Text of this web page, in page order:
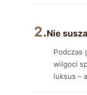
2.Nie
Podczas
wilgoci
luksus –